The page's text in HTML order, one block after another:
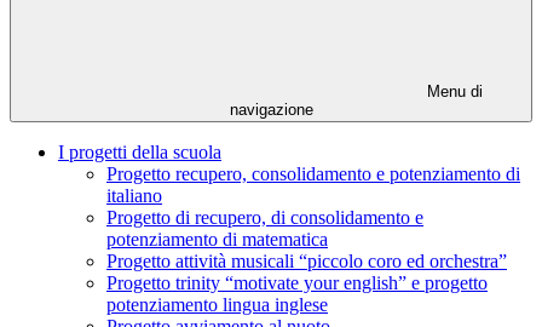
Menu di
navigazione
I progetti della scuola
Progetto recupero, consolidamento e potenziamento di
italiano
Progetto di recupero, di consolidamento e
potenziamento di matematica
Progetto attività musicali “piccolo coro ed orchestra”
Progetto trinity “motivate your english” e progetto
potenziamento lingua inglese